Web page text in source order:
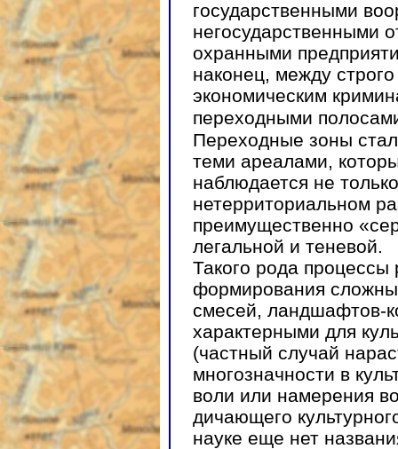
государственными
негосударственными
охранными
наконец, между
экономическим
переходными
Переходные зоны
теми ареалами,
наблюдается не
нетерриториальном
преимущественно
легальной и теневой.
Такого рода
формирования
смесей, ландшафтов-
характерными для
(частный случай
многозначности в
воли или намерения
дичающего
науке еще нет